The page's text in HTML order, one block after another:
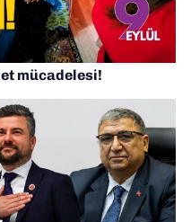
mücadelesi!